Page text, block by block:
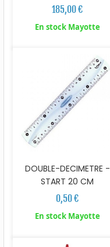
185,00 €
En stock Mayotte
DOUBLE-DECIMETRE -
START 20 CM
0,50 €
En stock Mayotte